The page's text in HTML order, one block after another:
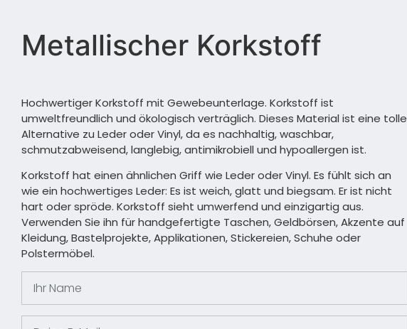
Metallischer Korkstoff
Hochwertiger Korkstoff mit Gewebeunterlage. Korkstoff ist
umweltfreundlich und ökologisch verträglich. Dieses Material ist eine tolle
Alternative zu Leder oder Vinyl, da es nachhaltig, waschbar,
schmutzabweisend, langlebig, antimikrobiell und hypoallergen ist.
Korkstoff hat einen ähnlichen Griff wie Leder oder Vinyl. Es fühlt sich an
wie ein hochwertiges Leder: Es ist weich, glatt und biegsam. Er ist nicht
hart oder spröde. Korkstoff sieht umwerfend und einzigartig aus.
Verwenden Sie ihn für handgefertigte Taschen, Geldbörsen, Akzente auf
Kleidung, Bastelprojekte, Applikationen, Stickereien, Schuhe oder
Polstermöbel.